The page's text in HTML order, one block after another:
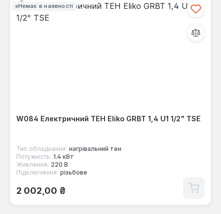
Немає в наявності
W084 Електричний ТЕН Eliko GRBT 1,4 U1 1/2" TSE
Тип обладнання: нагрівальний тен
Потужність: 1.4 кВт
Живлення: 220 В
Підключення: різьбове
Звичайна ціна:
2 002,00 ₴